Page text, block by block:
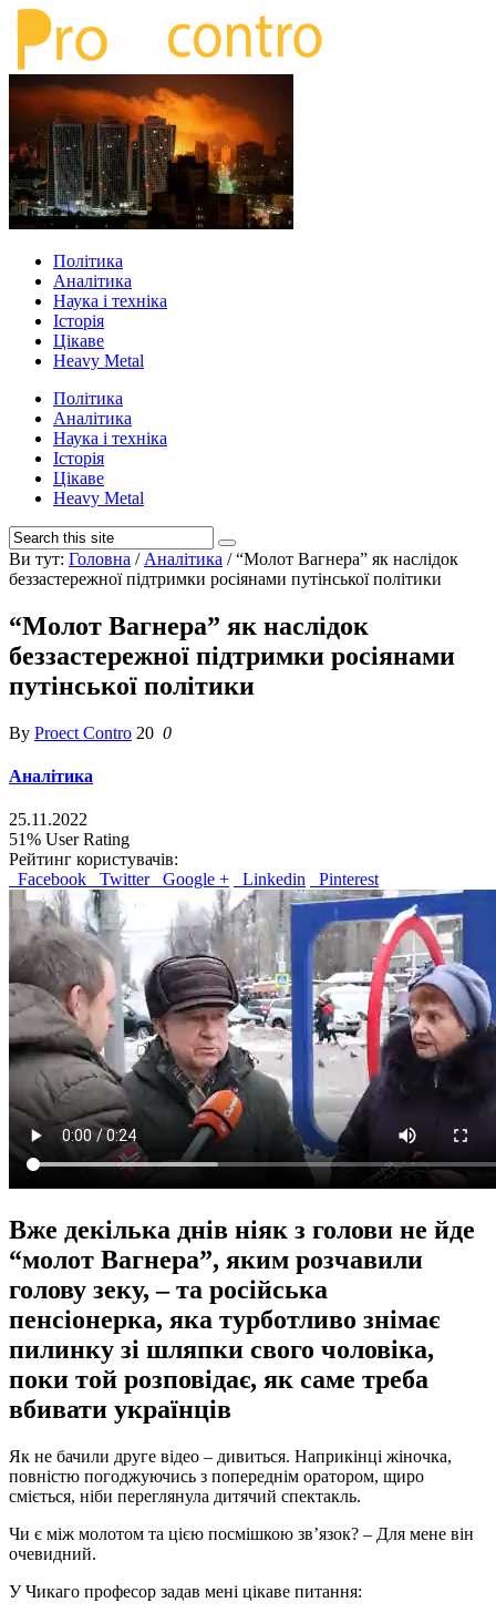
Політика
Аналітика
Наука і техніка
Історія
Цікаве
Heavy Metal
Політика
Аналітика
Наука і техніка
Історія
Цікаве
Heavy Metal
Ви тут: Головна / Аналітика /“Молот Вагнера” як наслідок
беззастережної підтримки росіянами путінської політики
“Молот Вагнера” як наслідок
беззастережної підтримки росіянами
путінської політики
By Proect Contro 20 0
Аналітика
25.11.2022
51% User Rating
Рейтинг користувачів:
Facebook
Twitter Google + Linkedin Pinterest
Вже декілька днів ніяк з голови не йде
“молот Вагнера”, яким розчавили
голову зеку, – та російська
пенсіонерка, яка турботливо знімає
пилинку зі шляпки свого чоловіка,
поки той розповідає, як саме треба
вбивати українців
Як не бачили друге відео – дивиться. Наприкінці жіночка,
повністю погоджуючись з попереднім оратором, щиро
сміється, ніби переглянула дитячий спектакль.
Чи є між молотом та цією посмішкою зв’язок? – Для мене він
очевидний.
У Чикаго професор задав мені цікаве питання: